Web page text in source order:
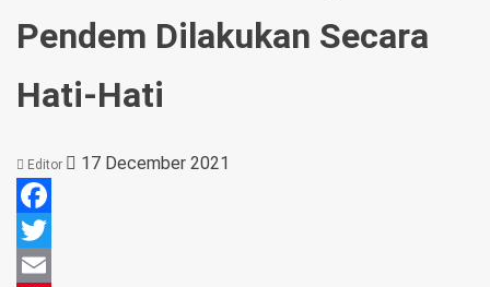
Pendem Dilakukan Secara
Hati-Hati
Editor 17 December 2021
Facebook
Twitter